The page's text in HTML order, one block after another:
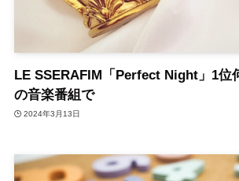
LE SSERAFIM「Perfect Night」1位
の音楽番組で
2024年3月13日